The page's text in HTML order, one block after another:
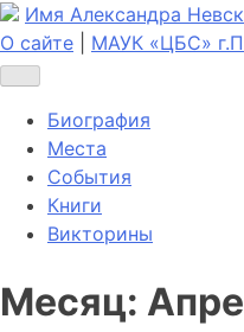
Имя Александра
О сайте
МАУК «ЦБС»
Биография
Места
События
Книги
Викторины
Месяц: